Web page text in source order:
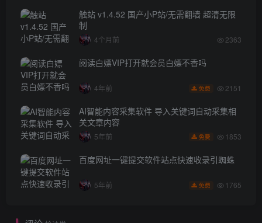
触站 v1.4.52 国产小P站/无需翻墙 超清无限
制
4个月前 2363
阅读白嫖VIP打开就会员白嫖不香吗
4年前 免费 2151
AI智能内容采集软件 导入关键词自动采集相
关文章内容
5年前 免费 1853
百度网址一键提交软件站点快速收录引蜘蛛
5年前 免费 1765